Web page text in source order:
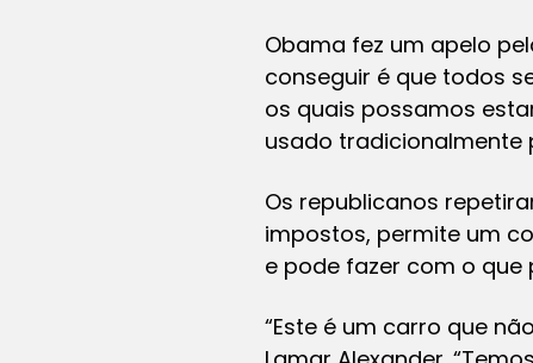
Obama fez um apelo
conseguir é que todos
os quais possamos
usado tradicionalmente
Os republicanos
impostos, permite um
e pode fazer com o
“Este é um carro que